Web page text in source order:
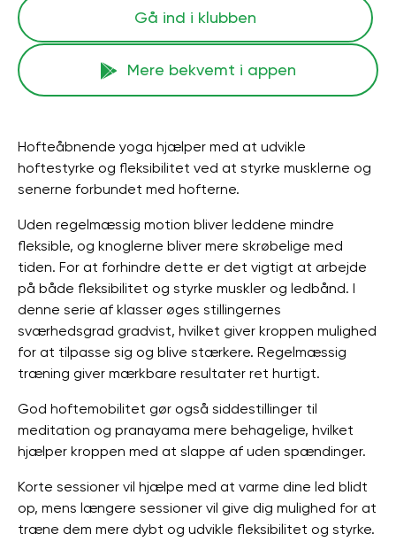
Gå ind i klubben
Mere bekvemt i appen
Hofteåbnende yoga hjælper med at udvikle
hoftestyrke og fleksibilitet ved at styrke musklerne og
senerne forbundet med hofterne.
Uden regelmæssig motion bliver leddene mindre
fleksible, og knoglerne bliver mere skrøbelige med
tiden. For at forhindre dette er det vigtigt at arbejde
på både fleksibilitet og styrke muskler og ledbånd. I
denne serie af klasser øges stillingernes
sværhedsgrad gradvist, hvilket giver kroppen mulighed
for at tilpasse sig og blive stærkere. Regelmæssig
træning giver mærkbare resultater ret hurtigt.
God hoftemobilitet gør også siddestillinger til
meditation og pranayama mere behagelige, hvilket
hjælper kroppen med at slappe af uden spændinger.
Korte sessioner vil hjælpe med at varme dine led blidt
op, mens længere sessioner vil give dig mulighed for at
træne dem mere dybt og udvikle fleksibilitet og styrke.